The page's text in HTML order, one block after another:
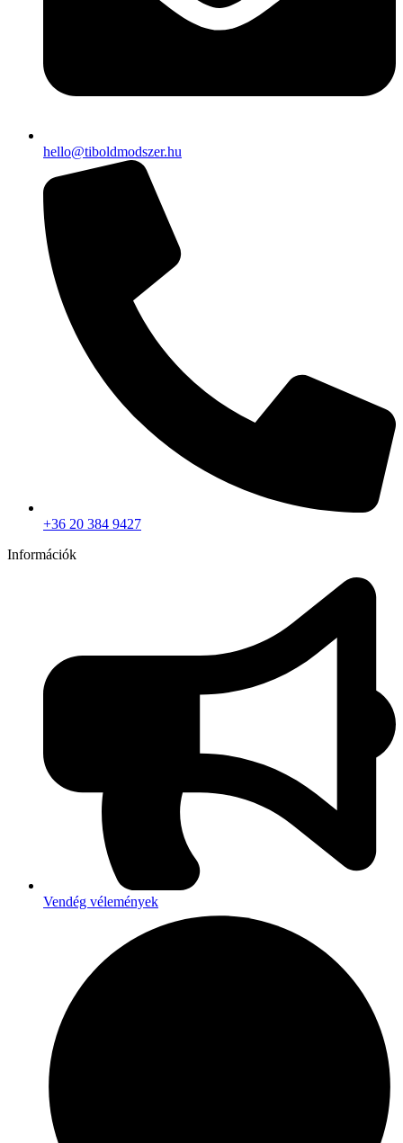
hello@tiboldmodszer.hu
+36 20 384 9427
Információk
Vendég vélemények